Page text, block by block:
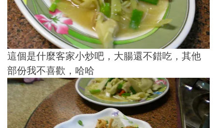
這個是什麼客家小炒吧，大腸還不錯吃，其他
部份我不喜歡，哈哈